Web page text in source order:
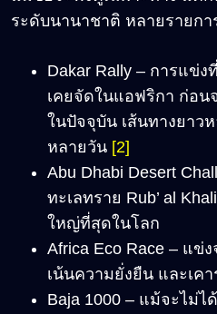
ระดับนานาชาติ หลายรายกา
Dakar Rally – การแข่
เคยจัดในแอฟริกา ก่อน
ในปัจจุบัน เส้นทางยาว
หลายวัน [2]
Abu Dhabi Desert
ทะเลทราย Rub’ al
ใหญ่ที่สุดในโลก
Africa Eco Race – แข่
เน้นความยั่งยืน และเค
Baja 1000 – แม้จะไม่ไ